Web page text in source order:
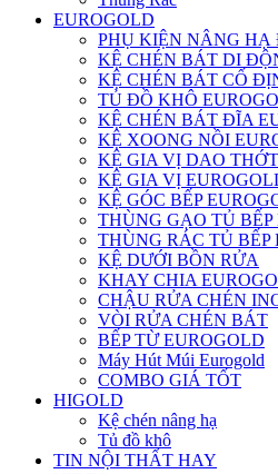
EUROGOLD
PHỤ KIỆN NÂNG HẠ
KỆ CHÉN BÁT DI
KỆ CHÉN BÁT CỐ
TỦ ĐỒ KHÔ
KỆ CHÉN BÁT ĐĨA
KỆ XOONG NỒI
KỆ GIA VỊ DAO
KỆ GIA VỊ
KỆ GÓC BẾP
THÙNG GẠO TỦ BẾP
THÙNG RÁC TỦ BẾP
KỆ DƯỚI BỒN RỬA
KHAY CHIA
CHẬU RỬA CHÉN
VÒI RỬA CHÉN BÁT
BẾP TỪ EUROGOLD
Máy Hút Múi Eurogold
COMBO GIÁ TỐT
HIGOLD
Kệ chén nâng hạ
Tủ đồ khô
TIN NỘI THẤT HAY